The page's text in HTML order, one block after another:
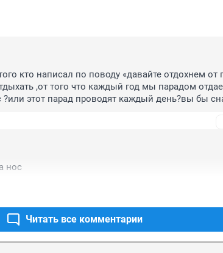
кто написал по поводу «давайте отдохнем от
,от того что каждый год мы парадом
?или этот парад проводят каждый день?вы бы
нос
Читать все комментарии